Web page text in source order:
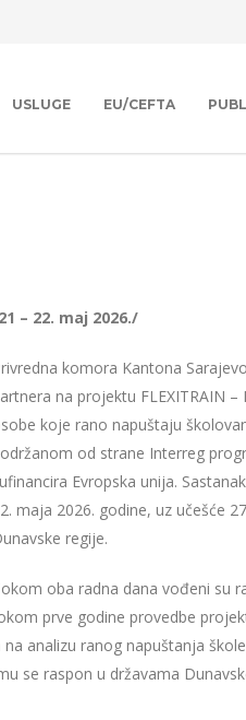
USLUGE EU/CEFTA
– 22. maj 2026./
komora Kantona
na projektu FLEXITRAIN
koje rano napuštaju
od strane Interreg
Evropska unija.
maja 2026. godine, uz učešće
regije.
oba radna dana vođeni su
prve godine provedbe
analizu ranog napuštanja
se raspon u državama